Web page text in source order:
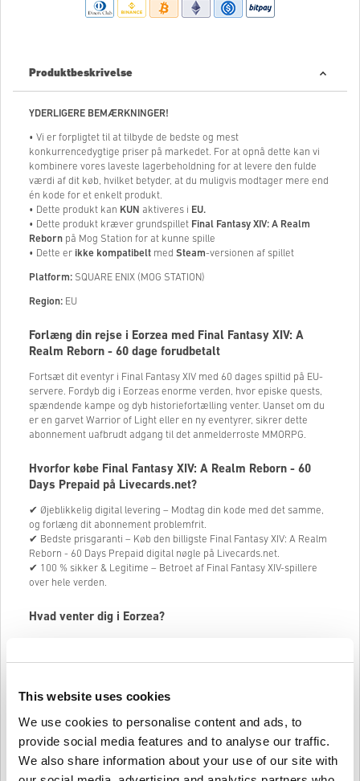
This website uses cookies
We use cookies to personalise content and ads, to
provide social media features and to analyse our traffic.
We also share information about your use of our site with
Produktbeskrivelse
YDERLIGERE BEMÆRKNINGER!
• Vi er forpligtet til at tilbyde de bedste og mest
konkurrencedygtige priser på markedet. For at opnå dette kan vi
kombinere vores laveste lagerbeholdning for at levere den fulde
værdi af dit køb, hvilket betyder, at du muligvis modtager mere end
én kode for et enkelt produkt.
• Dette produkt kan KUN aktiveres i EU.
• Dette produkt kræver grundspillet Final Fantasy XIV: A Realm
Reborn på Mog Station for at kunne spille
• Dette er ikke kompatibelt med Steam-versionen af ​​spillet
Platform: SQUARE ENIX (MOG STATION)
Region: EU
Forlæng din rejse i Eorzea med Final Fantasy XIV: A
Realm Reborn - 60 dage forudbetalt
Fortsæt dit eventyr i Final Fantasy XIV med 60 dages spiltid på EU-
servere. Fordyb dig i Eorzeas enorme verden, hvor episke quests,
spændende kampe og dyb historiefortælling venter. Uanset om du
er en garvet Warrior of Light eller en ny eventyrer, sikrer dette
abonnement uafbrudt adgang til det anmelderroste MMORPG.
Hvorfor købe Final Fantasy XIV: A Realm Reborn - 60
Days Prepaid på Livecards.net?
✔ Øjeblikkelig digital levering – Modtag din kode med det samme,
og forlæng dit abonnement problemfrit.
✔ Bedste prisgaranti – Køb den billigste Final Fantasy XIV: A Realm
Reborn - 60 Days Prepaid digital nøgle på Livecards.net.
✔ 100 % sikker & Legitime – Betroet af Final Fantasy XIV-spillere
over hele verden.
Hvad venter dig i Eorzea?
🔹 Fleksibelt klassesystem – Skift mellem 18 unikke klasser ved
🔹 Fantastiske billeder & Musik – Nyd betagende miljøer og et
utroligt Final Fantasy-soundtrack.
🔹 Spil på tværs af platforme – Slå dig sammen med venner på